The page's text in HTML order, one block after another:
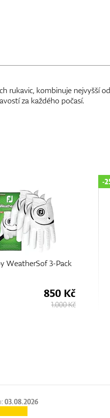
rukavic, kombinuje nejvyšší
za každého počasí.
WeatherSof 3-Pack
850 Kč
1.000 Kč
-
03.08.2026